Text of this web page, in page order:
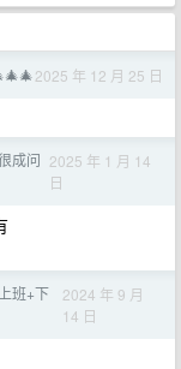
2025 年 12 月 25 日
成问 2025 年 1 月 14
日
班+下
2024 年 9 月
14 日